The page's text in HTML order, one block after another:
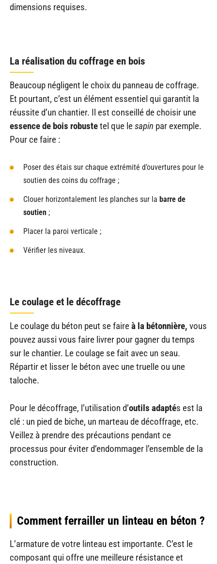
dimensions requises.
La réalisation du coffrage en bois
Beaucoup négligent le choix du panneau de coffrage.
Et pourtant, c’est un élément essentiel qui garantit la
réussite d’un chantier. Il est conseillé de choisir une
essence de bois robustetel que lesapin par exemple.
Pour ce faire :
Poser des étais sur chaque extrémité d’ouvertures pour le
soutien des coins du coffrage ;
Clouer horizontalement les planches sur la barre de
soutien ;
Placer la paroi verticale ;
Vérifier les niveaux.
Le coulage et le décoffrage
Le coulage du béton peut se faireà la bétonnière, vous
pouvez aussi vous faire livrer pour gagner du temps
sur le chantier. Le coulage se fait avec un seau.
Répartir et lisser le béton avec une truelle ou une
taloche.
Pour le décoffrage, l’utilisation d’outils adaptés est la
clé : un pied de biche, un marteau de décoffrage, etc.
Veillez à prendre des précautions pendant ce
processus pour éviter d’endommager l’ensemble de la
construction.
Comment ferrailler un linteau en béton ?
L’armature de votre linteau est importante. C’est le
composant qui offre une meilleure résistance et